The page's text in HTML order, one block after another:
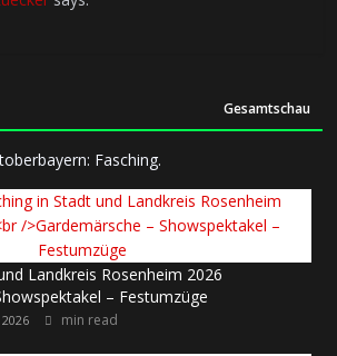
Gesamtschau
Fasching.
Landkreis Rosenheim 2026
– Festumzüge
min read